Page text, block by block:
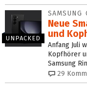
UNPACKED
SAMSUNG
Neue
und
Anfang Juli
Kopfhörer
Samsung
29